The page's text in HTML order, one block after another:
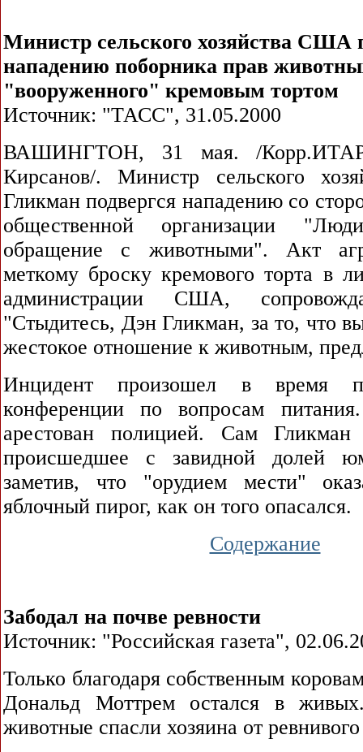
Министр сельского хозяйства США
нападению поборника прав
"вооруженного" кремовым тортом
Источник: "ТАСС", 31.05.2000
ВАШИНГТОН, 31 мая. /
Кирсанов/. Министр сельского
Гликман подвергся нападению со
общественной организации
обращение с животными". Акт
меткому броску кремового торта в
администрации США,
"Стыдитесь, Дэн Гликман, за то, что
жестокое отношение к животным,
Инцидент произошел в время
конференции по вопросам
арестован полицией. Сам Гликман
происшедшее с завидной долей
заметив, что "орудием мести"
яблочный пирог, как он того опасался.
Содержание
Забодал на почве ревности
Источник: "Российская газета",
Только благодаря собственным
Дональд Моттрем остался в
животные спасли хозяина от